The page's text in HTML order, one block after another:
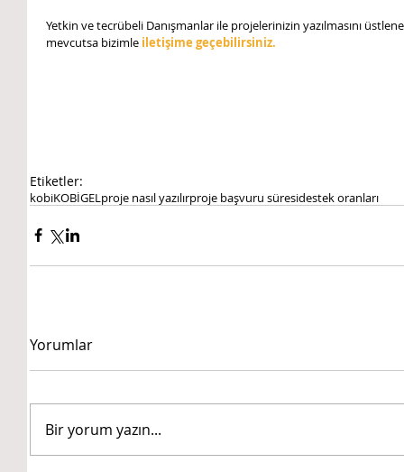
Yetkin ve tecrübeli Danışmanlar ile projelerinizin yazılmasını
mevcutsa bizimle iletişime geçebilirsiniz.
Etiketler:
kobiKOBİGELproje nasıl yazılırproje başvuru süresidestek oranları
Yorumlar
Bir yorum yazın...